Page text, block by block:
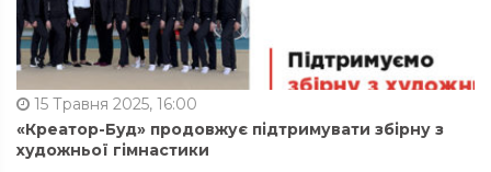
15 Травня 2025, 16:00
«Креатор-Буд» продовжує підтримувати збірну з
художньої гімнастики